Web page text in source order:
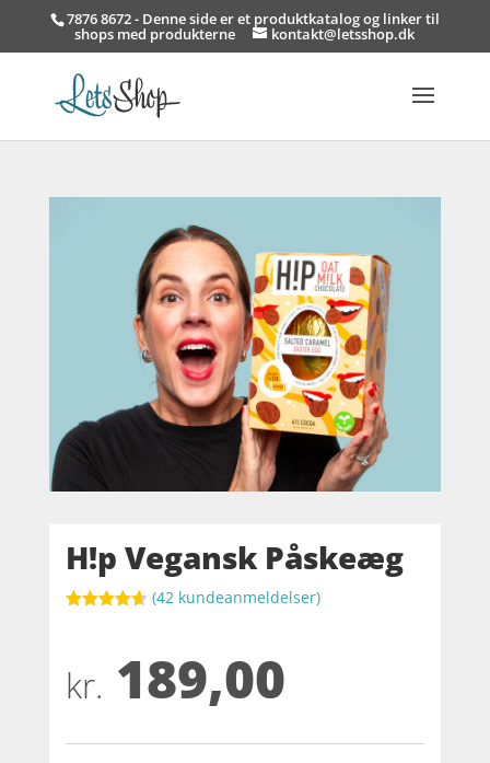
7876 8672 - Denne side er et produktkatalog og linker til
shops med produkterne kontakt@letsshop.dk
H!p Vegansk Påskeæg
baseret på
kundebedø
mmelser
(42 kundeanmeldelser)
kr. 189,00